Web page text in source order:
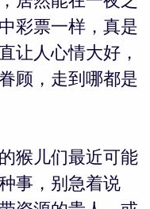
彩票一样，真是
让人心情大好，
顾，走到哪都是
猴儿们最近可能
事，别急着说